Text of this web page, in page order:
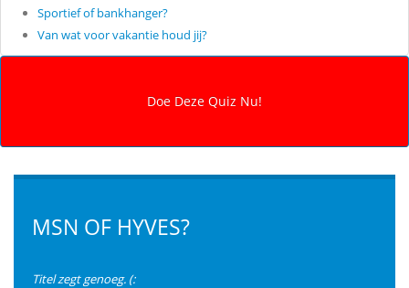
Sportief of bankhanger?
Van wat voor vakantie houd jij?
MSN OF HYVES?
Titel zegt genoeg. (: